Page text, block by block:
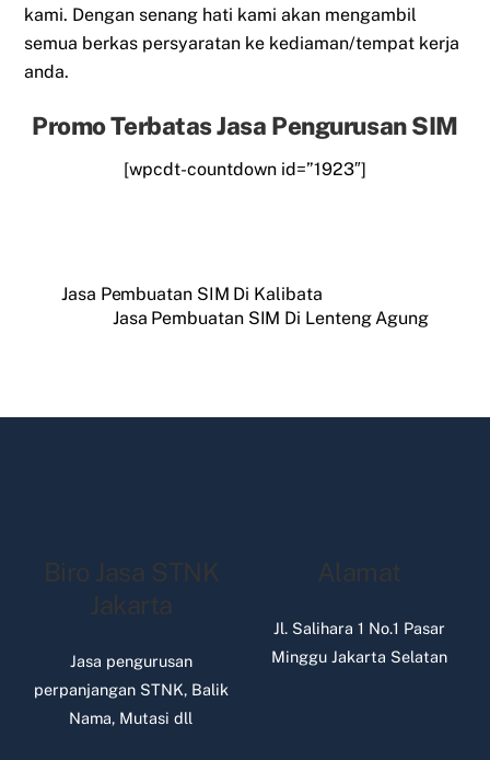
kami. Dengan senang hati kami akan mengambil
semua berkas persyaratan ke kediaman/tempat kerja
anda.
Promo Terbatas Jasa Pengurusan SIM
[wpcdt-countdown id=”1923″]
Jasa Pembuatan SIM Di Kalibata
Jasa Pembuatan SIM Di Lenteng Agung
Biro Jasa STNK
Jakarta
Jasa pengurusan
perpanjangan STNK, Balik
Nama, Mutasi dll
Alamat
Jl. Salihara 1 No.1 Pasar
Minggu Jakarta Selatan